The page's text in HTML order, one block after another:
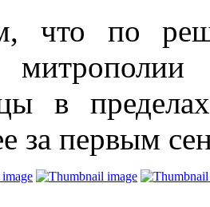
что по
в
за первым